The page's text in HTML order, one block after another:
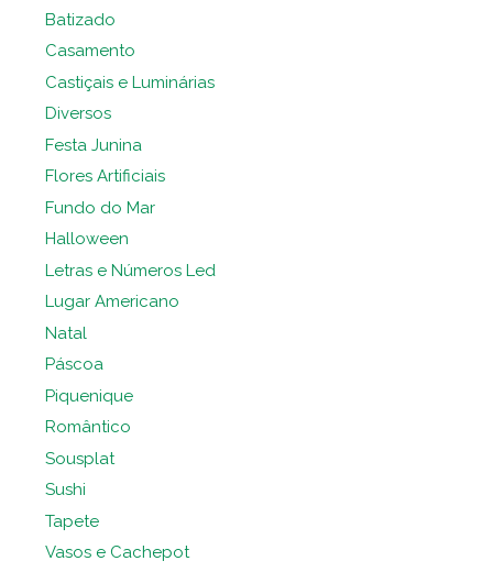
Batizado
Casamento
Castiçais e Luminárias
Diversos
Festa Junina
Flores Artificiais
Fundo do Mar
Halloween
Letras e Números Led
Lugar Americano
Natal
Páscoa
Piquenique
Romântico
Sousplat
Sushi
Tapete
Vasos e Cachepot